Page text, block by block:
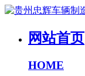
网站首页
HOME